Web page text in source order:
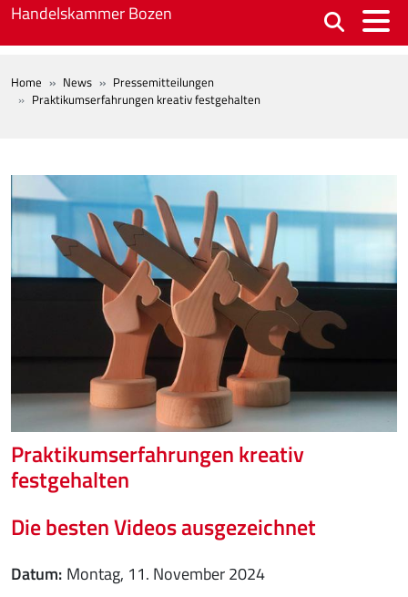
Skip to main content
Handelskammer Bozen
BREADCRUMB
Home News
Pressemitteilungen
Praktikumserfahrungen kreativ festgehalten
Praktikumserfahrungen kreativ
festgehalten
Die besten Videos ausgezeichnet
Datum Montag, 11. November 2024